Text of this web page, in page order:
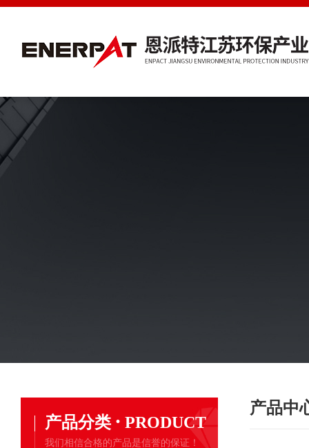
产品分类 · PRODUCT
我们相信合格的产品是信誉的保证！
产品中